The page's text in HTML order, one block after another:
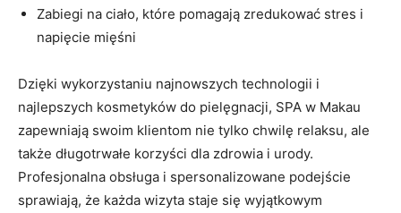
Zabiegi na ciało,⁤ które pomagają⁢ zredukować stres i
napięcie mięśni
Dzięki⁤ wykorzystaniu najnowszych technologii i
najlepszych‍ kosmetyków do pielęgnacji, ‌SPA w Makau
zapewniają ‍swoim klientom nie tylko chwilę relaksu, ale
także długotrwałe‌ korzyści dla zdrowia i urody. ​
Profesjonalna obsługa⁤ i spersonalizowane podejście
sprawiają, ⁣że każda‌ wizyta ‍staje się wyjątkowym